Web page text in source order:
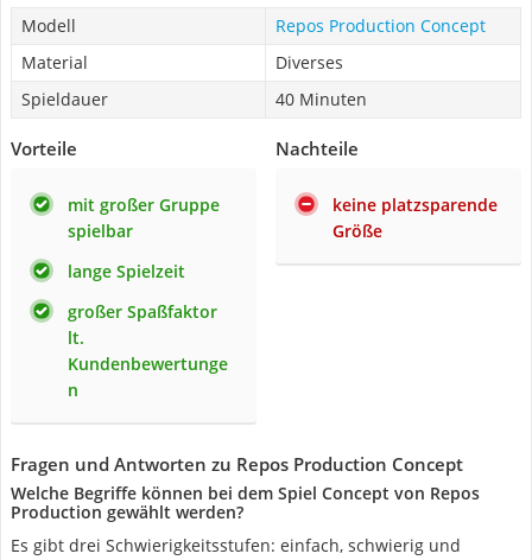
Modell
Repos Production Concept
Material
Diverses
Spieldauer
40 Minuten
Vorteile
mit großer Gruppe
spielbar
lange Spielzeit
großer Spaßfaktor
lt.
Kundenbewertunge
n
Nachteile
keine platzsparende
Größe
Fragen und Antworten zu Repos Production Concept
Welche Begriffe können bei dem Spiel Concept von Repos
Production gewählt werden?
Es gibt drei Schwierigkeitsstufen: einfach, schwierig und